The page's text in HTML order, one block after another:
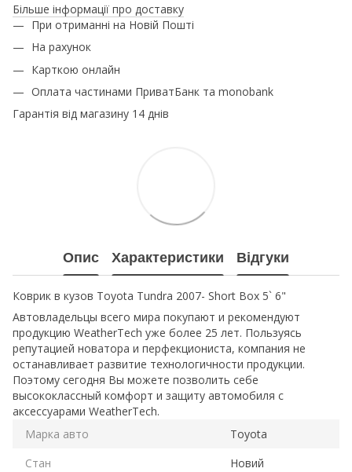
Більше інформації про доставку
При отриманні на Новій Пошті
На рахунок
Карткою онлайн
Оплата частинами ПриватБанк та monobank
Гарантія від магазину 14 днів
Опис Характеристики Відгуки
Коврик в кузов Toyota Tundra 2007- Short Box 5` 6"
Автовладельцы всего мира покупают и рекомендуют
продукцию WeatherTech уже более 25 лет. Пользуясь
репутацией новатора и перфекциониста, компания не
останавливает развитие технологичности продукции.
Поэтому сегодня Вы можете позволить себе
высококлассный комфорт и защиту автомобиля с
аксессуарами WeatherTech.
Марка авто
Toyota
Стан
Новий